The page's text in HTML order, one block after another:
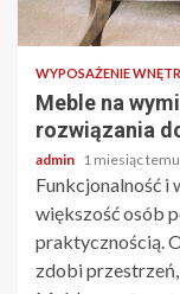
2 min odczytu
WYPOSAŻENIE
Meble na
rozwiązania
admin 1 miesiąc temu
Funkcjonalność
większość osób
praktycznością.
zdobi